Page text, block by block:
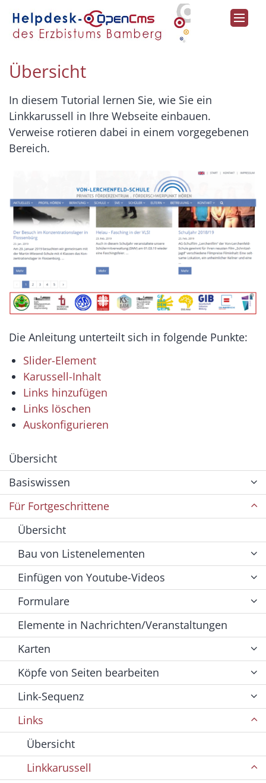
Zum Inhalt springen
Übersicht
In diesem Tutorial lernen Sie, wie Sie ein
Linkkarussell in Ihre Webseite einbauen.
Verweise rotieren dabei in einem vorgegebenen
Bereich.
Die Anleitung unterteilt sich in folgende Punkte:
Slider-Element
Karussell-Inhalt
Links hinzufügen
Links löschen
Auskonfigurieren
Übersicht
Basiswissen
Für Fortgeschrittene
Übersicht
Bau von Listenelementen
Einfügen von Youtube-Videos
Formulare
Elemente in Nachrichten/Veranstaltungen
Karten
Köpfe von Seiten bearbeiten
Link-Sequenz
Links
Übersicht
Linkkarussell